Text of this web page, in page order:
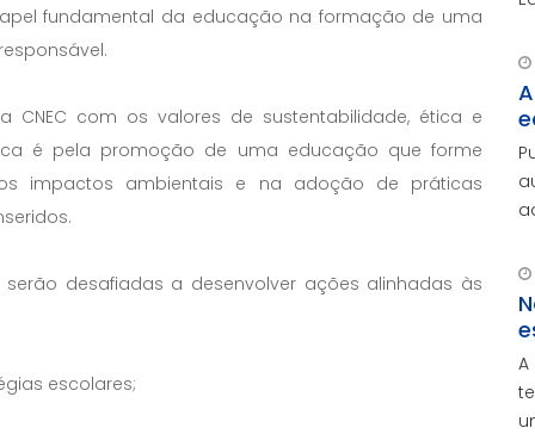
fundamental da educação na formação de uma
com os valores de sustentabilidade, ética e
é pela promoção de uma educação que forme
impactos ambientais e na adoção de práticas
desafiadas a desenvolver ações alinhadas às
escolares;
e
A